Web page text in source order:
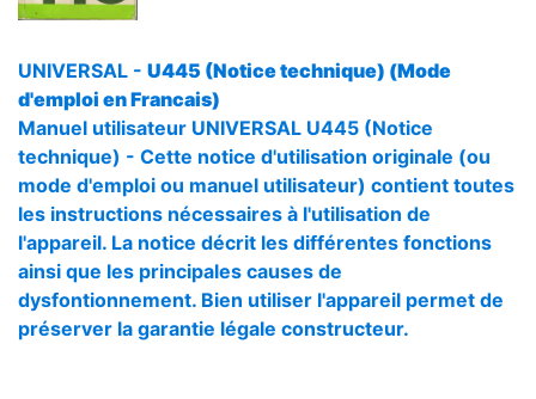
UNIVERSAL - U445 (Notice technique) (Mode
d'emploi en Francais)
Manuel utilisateur UNIVERSAL U445 (Notice
technique) - Cette notice d'utilisation originale (ou
mode d'emploi ou manuel utilisateur) contient toutes
les instructions nécessaires à l'utilisation de
l'appareil. La notice décrit les différentes fonctions
ainsi que les principales causes de
dysfontionnement. Bien utiliser l'appareil permet de
préserver la garantie légale constructeur.